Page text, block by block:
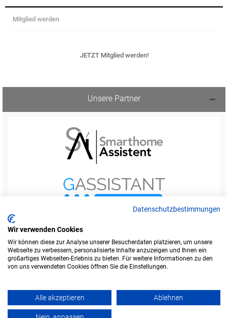
Mitglied werden
JETZT Mitglied werden!
Unsere Partner
Startseite Foren-Übersicht
Legende Kontakt
Werbung buchen
Amazon ist eine Marke von Amazon.com, Inc.
Weitere Marken und Markennamen sind Eigentum ihrer jeweiligen Inhaber.
Datenschutzbestimmungen
Wir verwenden Cookies
Wir können diese zur Analyse unserer Besucherdaten platzieren, um unsere
Webseite zu verbessern, personalisierte Inhalte anzuzeigen und Ihnen ein
großartiges Webseiten-Erlebnis zu bieten. Für weitere Informationen zu den
von uns verwendeten Cookies öffnen Sie die Einstellungen.
Alle akzeptieren Ablehnen